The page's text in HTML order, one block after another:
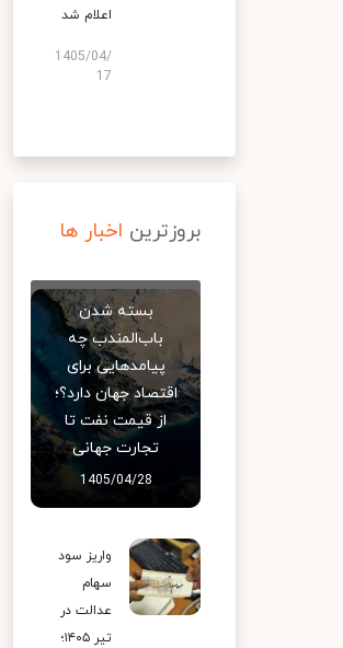
اعلام شد
1405/04/
17
بروزترین اخبار ها
بسته شدن
باب‌المندب چه
پیامدهایی برای
اقتصاد جهان دارد؟؛
از قیمت نفت تا
تجارت جهانی
1405/04/28
واریز سود
سهام
عدالت در
تیر ۱۴۰۵؛